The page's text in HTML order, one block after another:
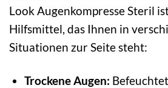
Look Augenkompresse Steril
Hilfsmittel, das Ihnen in
Situationen zur Seite steht:
Trockene Augen: